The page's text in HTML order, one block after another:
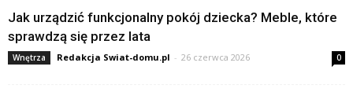
Jak urządzić funkcjonalny pokój dziecka? Meble, które
sprawdzą się przez lata
Wnętrza Redakcja Swiat-domu.pl - 26 czerwca 2026 0